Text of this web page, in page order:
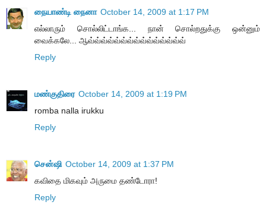
நையாண்டி நைனா October 14, 2009 at 1:17 PM
எல்லாரும் சொல்லிட்டாங்க... நான் சொல்றதுக்கு ஒன்னும்
வைக்கலே... ஆவ்வ்வ்வ்வ்வ்வ்வ்வ்வ்வ்வ்வ்வ்வ்
Reply
மண்குதிரை October 14, 2009 at 1:19 PM
romba nalla irukku
Reply
சென்ஷி October 14, 2009 at 1:37 PM
கவிதை மிகவும் அருமை தண்டோரா!
Reply